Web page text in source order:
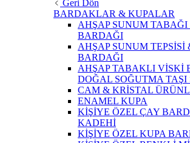
Geri Dön
BARDAKLAR & KUPALAR
AHŞAP SUNUM
BARDAĞI
AHŞAP SUNUM TEPSİSİ
BARDAĞI
AHŞAP TABAKLI VİSKİ
DOĞAL SOĞUTMA TAŞI
CAM & KRİSTAL
ENAMEL KUPA
KİŞİYE ÖZEL ÇAY
KADEHİ
KİŞİYE ÖZEL KUPA